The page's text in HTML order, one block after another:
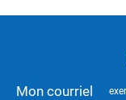
Mon courriel